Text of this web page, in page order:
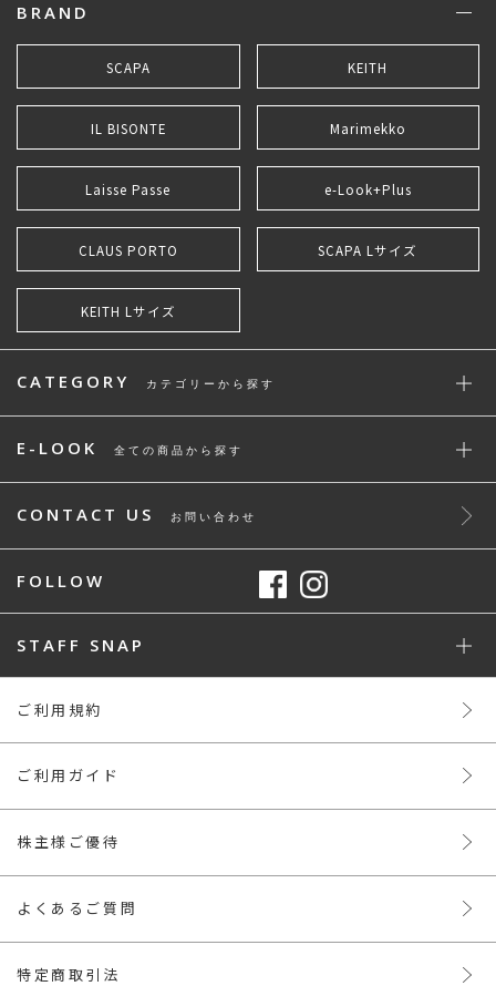
BRAND
SCAPA KEITH
IL BISONTE Marimekko
Laisse Passe e-Look+Plus
CLAUS PORTO SCAPA Lサイズ
KEITH Lサイズ
CATEGORY カテゴリーから探す
E-LOOK 全ての商品から探す
CONTACT US お問い合わせ
FOLLOW
STAFF SNAP
ご利用規約
ご利用ガイド
株主様ご優待
よくあるご質問
特定商取引法